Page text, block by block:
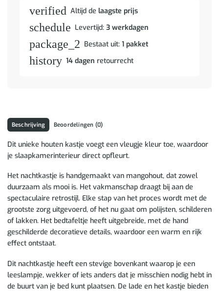
verified Altijd de laagste prijs
schedule Levertijd: 3 werkdagen
package_2 Bestaat uit: 1 pakket
history 14 dagen retourrecht
Beschrijving Beoordelingen (0)
Dit unieke houten kastje voegt een vleugje kleur toe, waardoor
je slaapkamerinterieur direct opfleurt.
Het nachtkastje is handgemaakt van mangohout, dat zowel
duurzaam als mooi is. Het vakmanschap draagt bij aan de
spectaculaire retrostijl. Elke stap van het proces wordt met de
grootste zorg uitgevoerd, of het nu gaat om polijsten, schilderen
of lakken. Het bedtafeltje heeft uitgebreide, met de hand
geschilderde decoratieve details, waardoor een warm en rijk
effect ontstaat.
Dit nachtkastje heeft een stevige bovenkant waarop je een
leeslampje, wekker of iets anders dat je misschien nodig hebt in
de buurt van je bed kunt plaatsen. De lade en het kastje bieden